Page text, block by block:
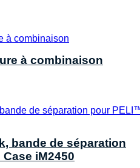
à combinaison
bande de séparation
iM2450